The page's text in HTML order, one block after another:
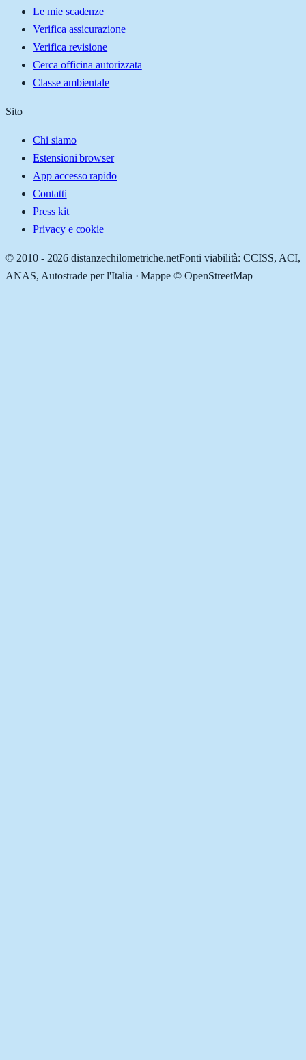
Le mie scadenze
Verifica assicurazione
Verifica revisione
Cerca officina autorizzata
Classe ambientale
Sito
Chi siamo
Estensioni browser
App accesso rapido
Contatti
Press kit
Privacy e cookie
© 2010 - 2026 distanzechilometriche.netFonti viabilità: CCISS, ACI,
ANAS, Autostrade per l'Italia · Mappe © OpenStreetMap